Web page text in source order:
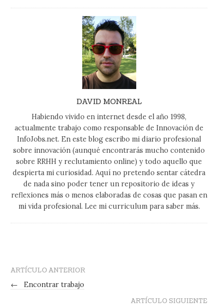
DAVID MONREAL
Habiendo vivido en internet desde el año 1998,
actualmente trabajo como responsable de Innovación de
InfoJobs.net. En este blog escribo mi diario profesional
sobre innovación (aunqué encontrarás mucho contenido
sobre RRHH y reclutamiento online) y todo aquello que
despierta mi curiosidad. Aquí no pretendo sentar cátedra
de nada sino poder tener un repositorio de ideas y
reflexiones más o menos elaboradas de cosas que pasan en
mi vida profesional. Lee mi curriculum para saber más.
ARTÍCULO ANTERIOR
←
Encontrar trabajo
ARTÍCULO SIGUIENTE